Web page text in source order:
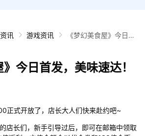
讯 游戏资讯
《梦幻美食屋》今日首
》今日首发，美味速达！
正式开放了，店长大人们快来赴约吧~
店长们，新手引导过后，即可在邮箱中领取